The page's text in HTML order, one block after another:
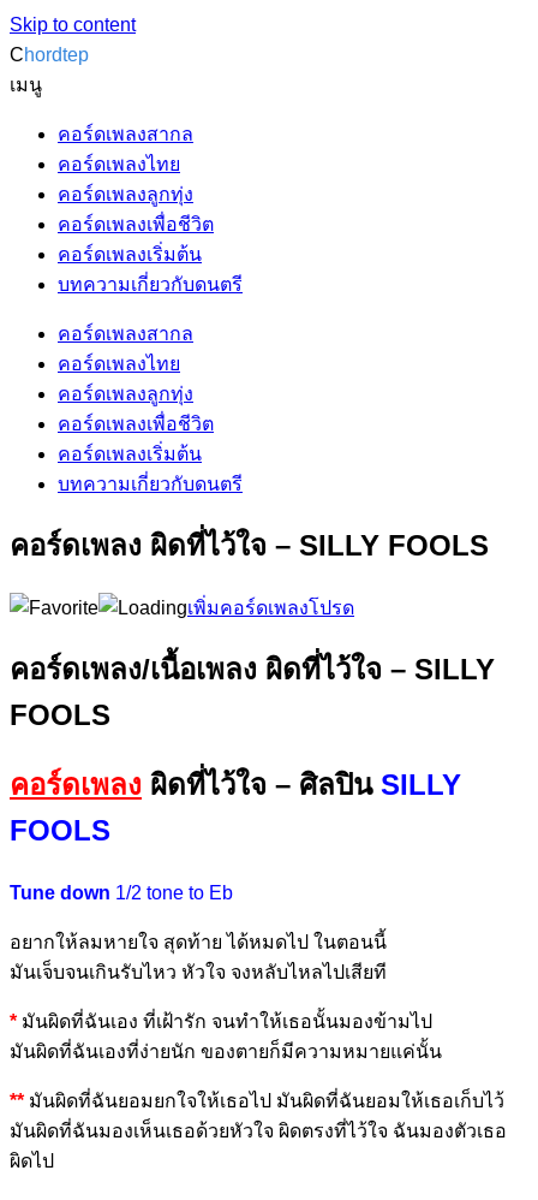
Skip to content
Chordtep
เมนู
คอร์ดเพลงสากล
คอร์ดเพลงไทย
คอร์ดเพลงลูกทุ่ง
คอร์ดเพลงเพื่อชีวิต
คอร์ดเพลงเริ่มต้น
บทความเกี่ยวกับดนตรี
คอร์ดเพลงสากล
คอร์ดเพลงไทย
คอร์ดเพลงลูกทุ่ง
คอร์ดเพลงเพื่อชีวิต
คอร์ดเพลงเริ่มต้น
บทความเกี่ยวกับดนตรี
คอร์ดเพลง ผิดที่ไว้ใจ – SILLY FOOLS
เพิ่มคอร์ดเพลงโปรด
คอร์ดเพลง/เนื้อเพลง ผิดที่ไว้ใจ – SILLY
FOOLS
คอร์ดเพลง ผิดที่ไว้ใจ – ศิลปิน SILLY
FOOLS
Tune down 1/2 tone to Eb
อยากให้ลมหายใจ สุดท้าย ได้หมดไป ในตอนนี้
มันเจ็บจนเกินรับไหว หัวใจ จงหลับไหลไปเสียที
* มันผิดที่ฉันเอง ที่เฝ้ารัก จนทำให้เธอนั้นมองข้ามไป
มันผิดที่ฉันเองที่ง่ายนัก ของตายก็มีความหมายแค่นั้น
** มันผิดที่ฉันยอมยกใจให้เธอไป มันผิดที่ฉันยอมให้เธอเก็บไว้
มันผิดที่ฉันมองเห็นเธอด้วยหัวใจ ผิดตรงที่ไว้ใจ ฉันมองตัวเธอ
ผิดไป